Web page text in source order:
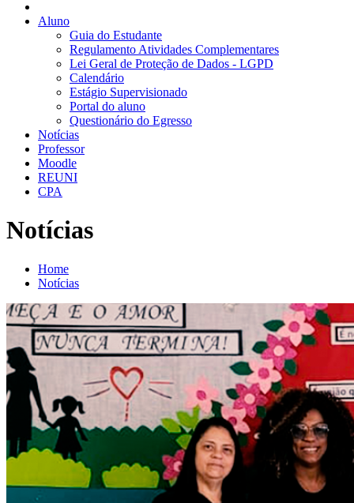
Aluno
Guia do Estudante
Regulamento Atividades Complementares
Lei Geral de Proteção de Dados - LGPD
Calendário
Estágio Supervisionado
Portal do aluno
Questionário do Egresso
Notícias
Professor
Moodle
REUNI
CPA
Notícias
Home
Notícias